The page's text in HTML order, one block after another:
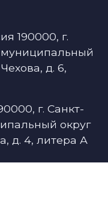
190000, г.
муниципальный
д. 6,
г. Санкт-
округ
д. 4, литера А